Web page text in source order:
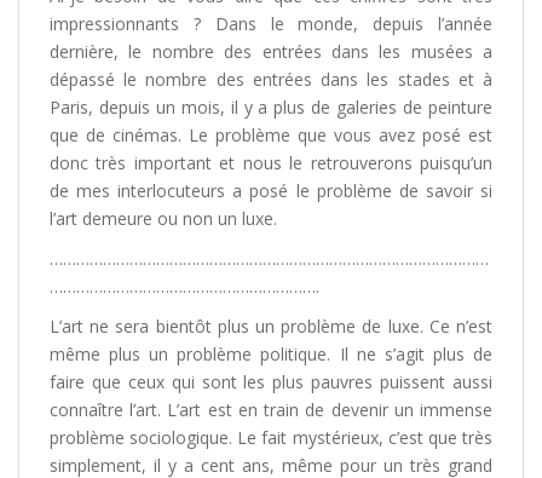
impressionnants ? Dans le monde, depuis l’année
dernière, le nombre des entrées dans les musées a
dépassé le nombre des entrées dans les stades et à
Paris, depuis un mois, il y a plus de galeries de peinture
que de cinémas. Le problème que vous avez posé est
donc très important et nous le retrouverons puisqu’un
de mes interlocuteurs a posé le problème de savoir si
l’art demeure ou non un luxe.
………………………………………………………………………………………
…………………………………………………….
L’art ne sera bientôt plus un problème de luxe. Ce n’est
même plus un problème politique. Il ne s’agit plus de
faire que ceux qui sont les plus pauvres puissent aussi
connaître l’art. L’art est en train de devenir un immense
problème sociologique. Le fait mystérieux, c’est que très
simplement, il y a cent ans, même pour un très grand